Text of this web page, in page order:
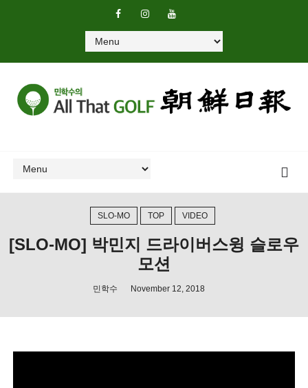
SLO-MO TOP VIDEO
[SLO-MO] 박민지 드라이버스윙 슬로우
모션
민학수 November 12, 2018